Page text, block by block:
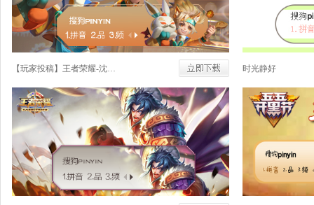
【玩家投稿】王者荣耀-沈梦溪 时光静好